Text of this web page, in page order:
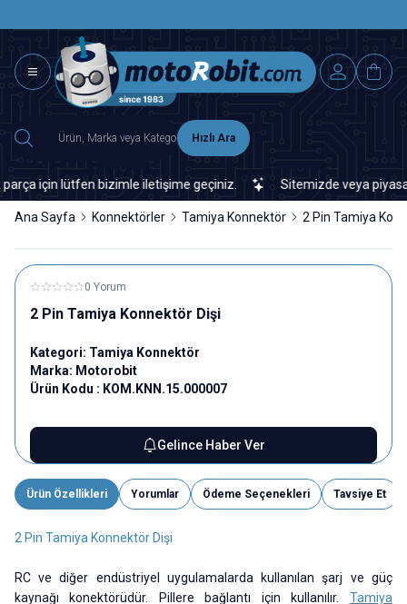
Hızlı Ara
için lütfen bizimle iletişime geçiniz. Sitemizde veya piyasada
Ana Sayfa Konnektörler Tamiya Konnektör 2 Pin Tamiya
0 Yorum
2 Pin Tamiya Konnektör Dişi
Kategori: Tamiya Konnektör
Marka: Motorobit
Ürün Kodu : KOM.KNN.15.000007
Gelince Haber Ver
Ürün Özellikleri Yorumlar Ödeme Seçenekleri Tavsiye Et
2 Pin Tamiya Konnektör Dişi
RC ve diğer endüstriyel uygulamalarda kullanılan şarj ve güç
kaynağı konektörüdür. Pillere bağlantı için kullanılır. Tamiya